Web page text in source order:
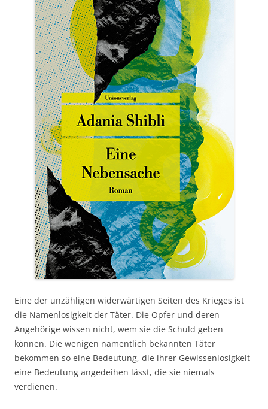
Eine der unzähligen widerwärtigen Seiten des Krieges ist
die Namenlosigkeit der Täter. Die Opfer und deren
Angehörige wissen nicht, wem sie die Schuld geben
können. Die wenigen namentlich bekannten Täter
bekommen so eine Bedeutung, die ihrer Gewissenlosigkeit
eine Bedeutung angedeihen lässt, die sie niemals
verdienen.